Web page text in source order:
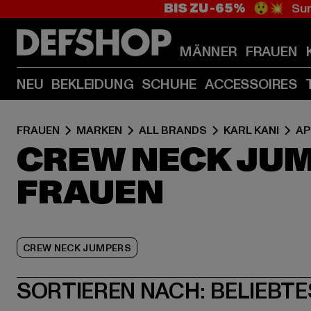
BIS ZU -65% 😲💥
MÄNNER FRAUEN
NEU BEKLEIDUNG SCHUHE ACCESSOIRES
FRAUEN MARKEN ALL BRANDS KARL KANI
CREW NECK
FRAUEN
CREW NECK JUMPERS
SORTIEREN NACH: